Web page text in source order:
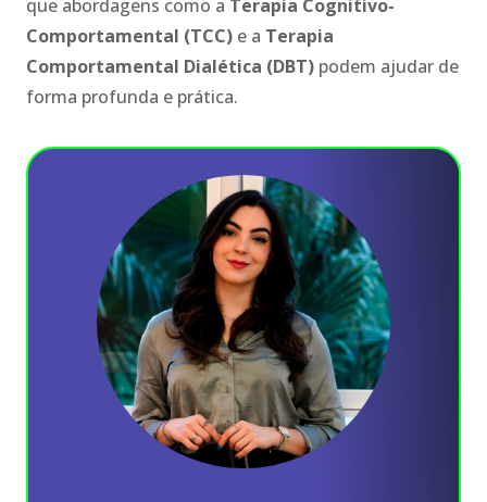
que abordagens como a Terapia Cognitivo-
Comportamental (TCC) e a Terapia
Comportamental Dialética (DBT) podem ajudar de
forma profunda e prática.